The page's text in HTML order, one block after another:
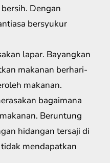
Dengan
bersyukur
lapar. Bayangkan
makanan berhari-
makanan.
bagaimana
Beruntung
hidangan tersaji di
mendapatkan